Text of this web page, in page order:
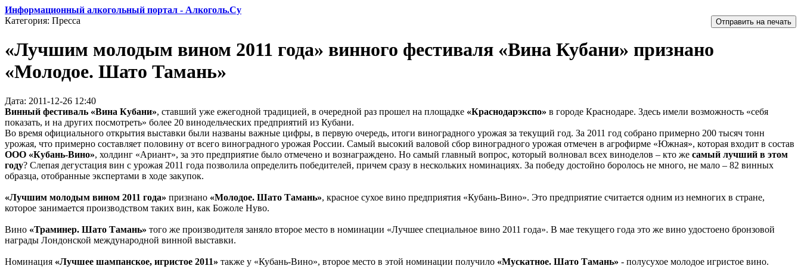
Информационный алкогольный портал - Алкоголь.Су
Категория: Пресса
«Лучшим молодым вином 2011 года» винного фестиваля «Вина Кубани» признано
«Молодое. Шато Тамань»
Дата: 2011-12-26 12:40
Винный фестиваль «Вина Кубани», ставший уже ежегодной традицией, в очередной раз прошел на площадке «Краснодарэкспо» в городе Краснодаре. Здесь имели возможность «себя
показать, и на других посмотреть» более 20 винодельческих предприятий из Кубани.
Во время официального открытия выставки были названы важные цифры, в первую очередь, итоги виноградного урожая за текущий год. За 2011 год собрано примерно 200 тысяч тонн
урожая, что примерно составляет половину от всего виноградного урожая России. Самый высокий валовой сбор виноградного урожая отмечен в агрофирме «Южная», которая входит в состав
ООО «Кубань-Вино», холдинг «Ариант», за это предприятие было отмечено и вознаграждено. Но самый главный вопрос, который волновал всех виноделов – кто же самый лучший в этом
году? Слепая дегустация вин с урожая 2011 года позволила определить победителей, причем сразу в нескольких номинациях. За победу достойно боролось не много, не мало – 82 винных
образца, отобранные экспертами в ходе закупок.
«Лучшим молодым вином 2011 года» признано «Молодое. Шато Тамань», красное сухое вино предприятия «Кубань-Вино». Это предприятие считается одним из немногих в стране,
которое занимается производством таких вин, как Божоле Нуво.
Вино «Траминер. Шато Тамань» того же производителя заняло второе место в номинации «Лучшее специальное вино 2011 года». В мае текущего года это же вино удостоено бронзовой
награды Лондонской международной винной выставки.
Номинация «Лучшее шампанское, игристое 2011» также у «Кубань-Вино», второе место в этой номинации получило «Мускатное. Шато Тамань» - полусухое молодое игристое вино.